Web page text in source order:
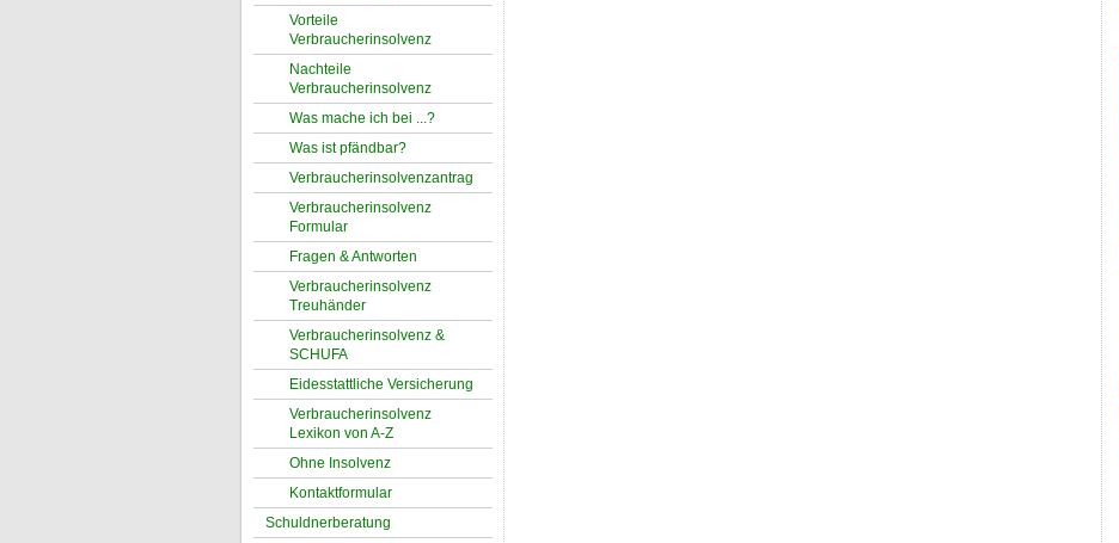
Vorteile
Verbraucherinsolvenz
Nachteile
Verbraucherinsolvenz
Was mache ich bei ...?
Was ist pfändbar?
Verbraucherinsolvenzantrag
Verbraucherinsolvenz
Formular
Fragen & Antworten
Verbraucherinsolvenz
Treuhänder
Verbraucherinsolvenz &
SCHUFA
Eidesstattliche Versicherung
Verbraucherinsolvenz
Lexikon von A-Z
Ohne Insolvenz
Kontaktformular
Schuldnerberatung